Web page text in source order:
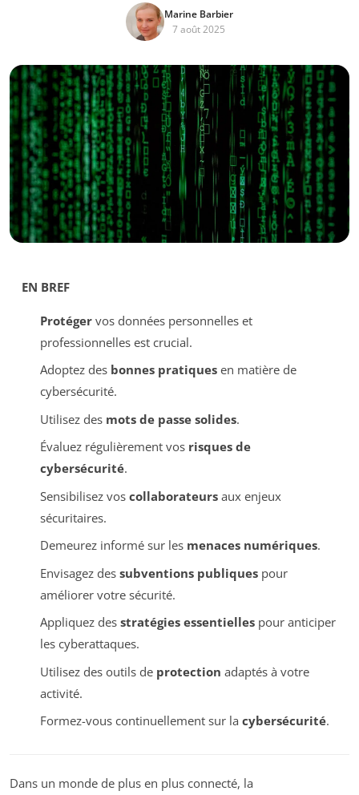
Marine Barbier
7 août 2025
EN BREF
Protégervos données personnelles et
professionnelles est crucial.
Adoptez des bonnes pratiquesen matière de
cybersécurité.
Utilisez des mots de passe solides.
Évaluez régulièrement vos risques de
cybersécurité.
Sensibilisez vos collaborateursaux enjeux
sécuritaires.
Demeurez informé sur les menaces numériques.
Envisagez des subventions publiquespour
améliorer votre sécurité.
Appliquez des stratégies essentiellespour anticiper
les cyberattaques.
Utilisez des outils de protection adaptés à votre
activité.
Formez-vous continuellement sur la cybersécurité.
Dans un monde de plus en plus connecté, la